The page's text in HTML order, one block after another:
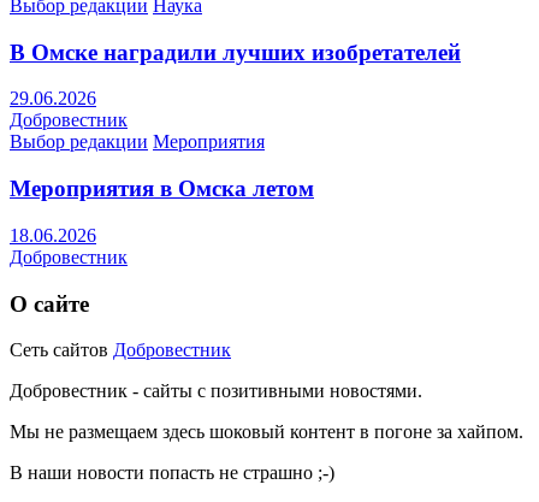
Выбор редакции Наука
В Омске наградили лучших изобретателей
29.06.2026
Добровестник
Выбор редакции Мероприятия
Мероприятия в Омска летом
18.06.2026
Добровестник
О сайте
Сеть сайтов Добровестник
Добровестник - сайты с позитивными новостями.
Мы не размещаем здесь шоковый контент в погоне за хайпом.
В наши новости попасть не страшно ;-)